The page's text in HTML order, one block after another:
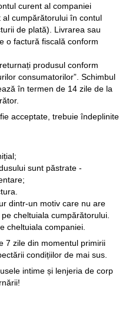
curent al companiei
cumpărătorului în contul
de plată). Livrarea sau
o factură fiscală conform
produsul conform
consumatorilor”. Schimbul
în termen de 14 zile de la
acceptate, trebuie îndeplinite
sunt păstrate -
dintr-un motiv care nu are
cheltuiala cumpărătorului.
cheltuiala companiei.
7 zile din momentul primirii
condițiilor de mai sus.
intime și lenjeria de corp